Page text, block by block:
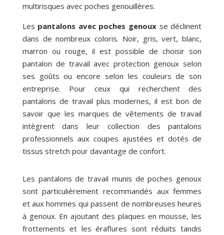
multirisques avec poches genouillères.
Les pantalons avec poches genoux se déclinent
dans de nombreux coloris. Noir, gris, vert, blanc,
marron ou rouge, il est possible de choisir son
pantalon de travail avec protection genoux selon
ses goûts ou encore selon les couleurs de son
entreprise. Pour ceux qui recherchent des
pantalons de travail plus modernes, il est bon de
savoir que les marques de vêtements de travail
intègrent dans leur collection des pantalons
professionnels aux coupes ajustées et dotés de
tissus stretch pour davantage de confort.
Les pantalons de travail munis de poches genoux
sont particulièrement recommandés aux femmes
et aux hommes qui passent de nombreuses heures
à genoux. En ajoutant des plaques en mousse, les
frottements et les éraflures sont réduits tandis